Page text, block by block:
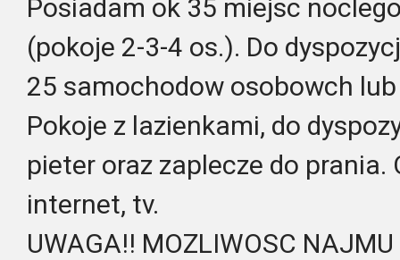
Posiadam ok 35 miejsc
(pokoje 2-3-4 os.). Do
25 samochodow osobowch
Pokoje z lazienkami, do
pieter oraz zaplecze do prania.
internet, tv.
UWAGA!! MOZLIWOSC NAJMU